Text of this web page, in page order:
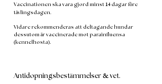
Vaccinationen ska vara gjord minst 14 dagar före
tävlingsdagen.
Vidare rekommenderas att deltagande hundar
dessutom är vaccinerade mot parainfluensa
(kennelhosta).
Antidopningsbestämmelser &vet.